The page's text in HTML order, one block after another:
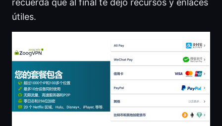
recuerda que al final te dejo recursos y enlaces
útiles.